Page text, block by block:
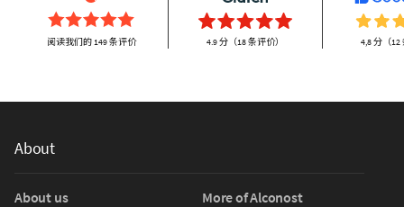
阅读我们的 149 条评价 4.9 分（18 条评价） 4,8 分（12
About
About us More of Alconost